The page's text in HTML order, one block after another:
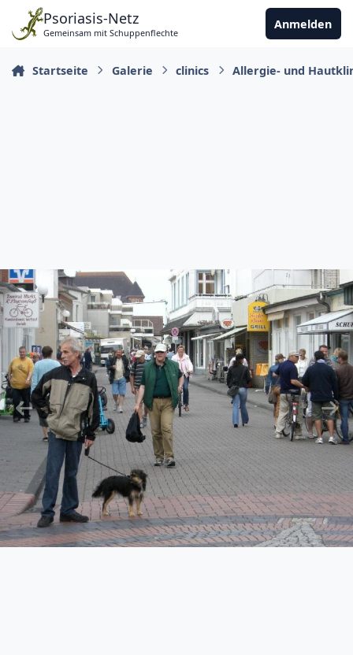
Zu Inhalt springen
Psoriasis-Netz
Gemeinsam mit Schuppenflechte
Anmelden
Startseite Galerie clinics Allergie- und